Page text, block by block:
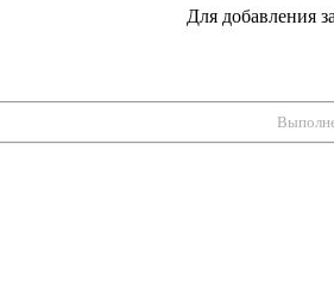
Для добавления